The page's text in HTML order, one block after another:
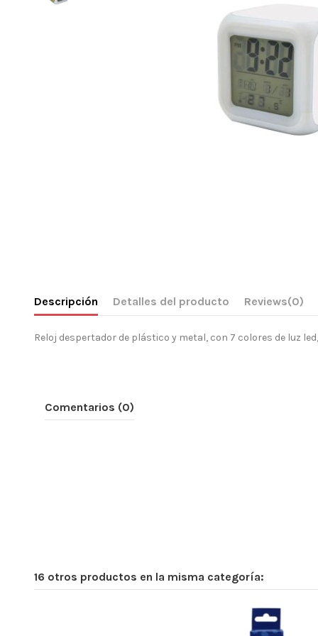
Descripción Detalles del producto Reviews(0)
Reloj despertador de plástico y metal, con 7 colores de luz
Comentarios (0)
16 otros productos en la misma categoría: